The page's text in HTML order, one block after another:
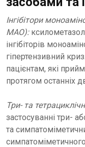
Інгібітори
МАО):
інгібіторів
гіпертензивний
пацієнтам, які
протягом останніх
Три- та
застосуванні три-
та